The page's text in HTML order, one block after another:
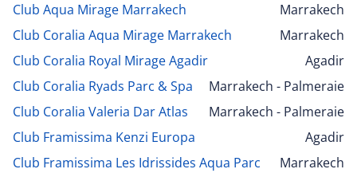
Club Aqua Mirage Marrakech
Marrakech
Club Coralia Aqua Mirage Marrakech
Marrakech
Club Coralia Royal Mirage Agadir
Agadir
Club Coralia Ryads Parc & Spa
Marrakech - Palmeraie
Club Coralia Valeria Dar Atlas
Marrakech - Palmeraie
Club Framissima Kenzi Europa
Agadir
Club Framissima Les Idrissides Aqua Parc
Marrakech